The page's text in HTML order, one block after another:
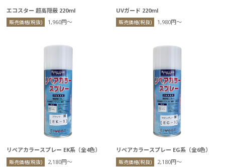
エコスター 超高隠蔽 220ml
販売価格(税抜) 1,960円〜
UVガード 220ml
販売価格(税抜) 1,980円〜
リペアカラースプレー EK系（全4色）
販売価格(税抜) 2,180円〜
リペアカラースプレー EG系（全6色）
販売価格(税抜) 2,180円〜